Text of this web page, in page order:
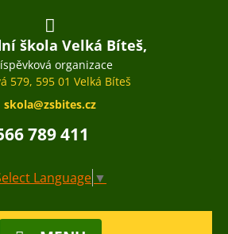
škola Velká Bíteš,
organizace
579, 595 01 Velká Bíteš
skola@zsbites.cz
789 411
Language ▼